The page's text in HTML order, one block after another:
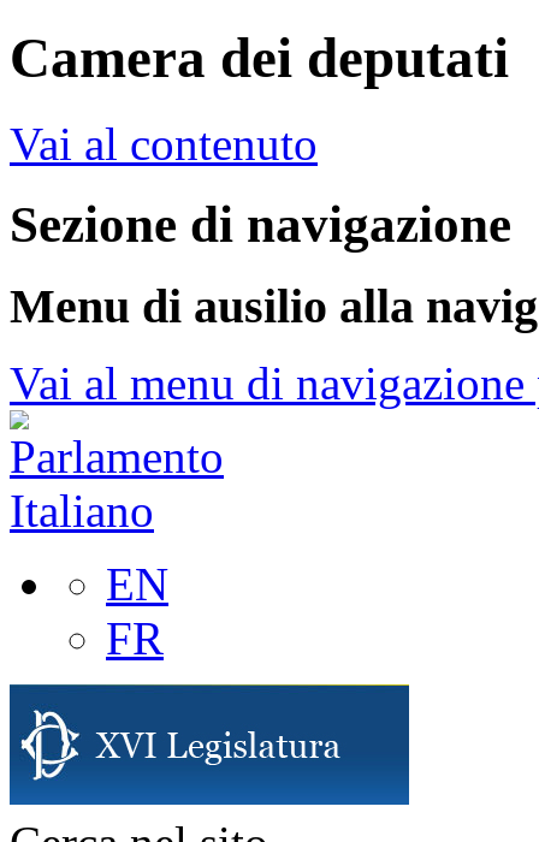
Camera dei deputati
Vai al contenuto
Sezione di navigazione
Menu di ausilio alla
Vai al menu di
EN
FR